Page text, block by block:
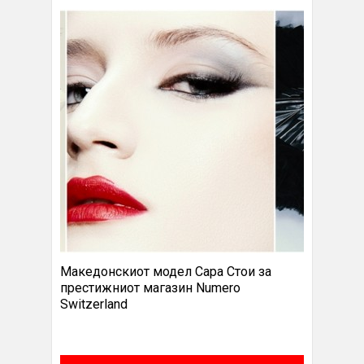
Македонскиот модел Сара Стои за
престижниот магазин Numero
Switzerland